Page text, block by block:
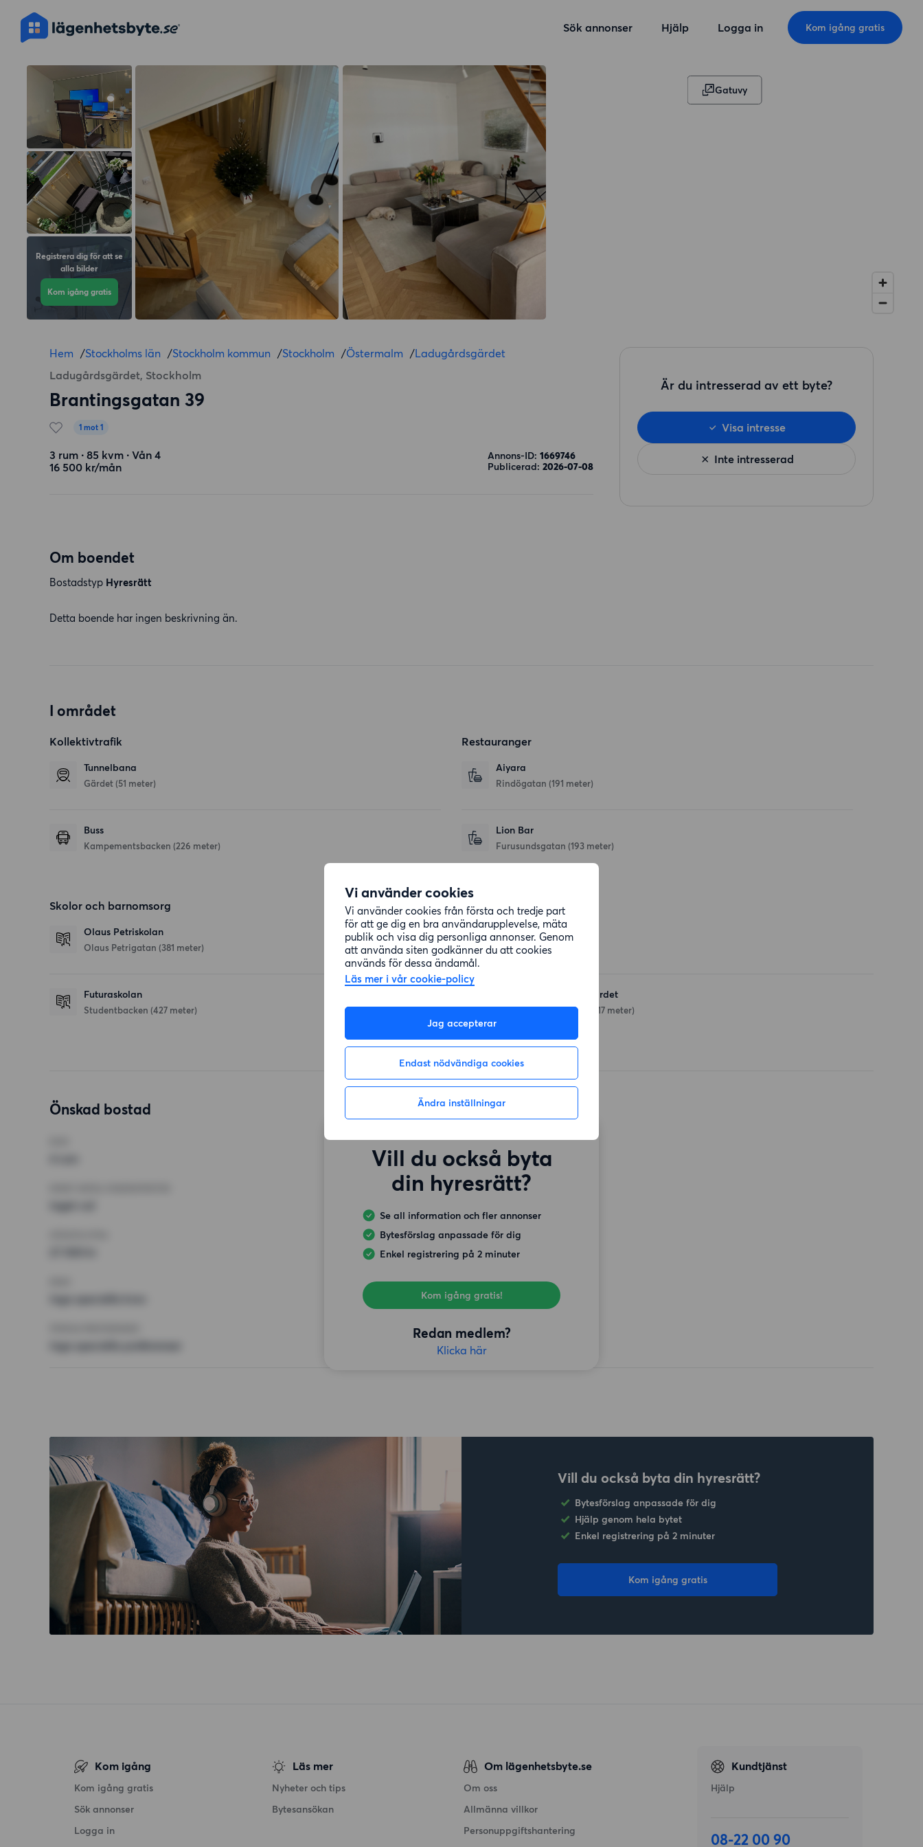
Vi använder cookies
Vi använder cookies från första och tredje part
för att ge dig en bra användarupplevelse, mäta
publik och visa dig personliga annonser. Genom
att använda siten godkänner du att cookies
används för dessa ändamål.
Läs mer i vår cookie-policy
Jag accepterar
Endast nödvändiga cookies
Ändra inställningar
Sök annonser Hjälp Logga in Kom igång gratis
Registrera dig för att se
alla bilder
Kom igång gratis
Gatuvy
Hem /Stockholms län /Stockholm kommun /Stockholm /Östermalm /Ladugårdsgärdet
Ladugårdsgärdet, Stockholm
Brantingsgatan 39
1 mot 1
3 rum ∙ 85 kvm ∙ Vån 4
16 500 kr/mån
Annons-ID: 1669746
Publicerad: 2026-07-08
Om boendet
Bostadstyp Hyresrätt
Detta boende har ingen beskrivning än.
Är du intresserad av ett byte?
Inte intresserad
Visa intresse
I området
Kollektivtrafik
Tunnelbana
Gärdet (51 meter)
Buss
Kampementsbacken (226 meter)
Restauranger
Aiyara
Rindögatan (191 meter)
Lion Bar
Furusundsgatan (193 meter)
Skolor och barnomsorg
Olaus Petriskolan
Olaus Petrigatan (381 meter)
Futuraskolan
Studentbacken (427 meter)
Affärer
ICA Nära Gärdet
Troppstigen(198 meter)
Hemköp Stockholm Gärdet
Kampementsgatan 12 (317 meter)
Önskad bostad
Vill du också byta
din hyresrätt?
Se all information och fler annonser
Bytesförslag anpassade för dig
Enkel registrering på 2 minuter
Kom igång gratis!
Redan medlem?
Klicka här
Vill du också byta din hyresrätt?
Bytesförslag anpassade för dig
Hjälp genom hela bytet
Enkel registrering på 2 minuter
Kom igång gratis
Kom igång
Kom igång gratis
Sök annonser
Logga in
Läs mer
Nyheter och tips
Bytesansökan
Om lägenhetsbyte.se
Om oss
Allmänna villkor
Personuppgiftshantering
Kundtjänst
Hjälp
08-22 00 90